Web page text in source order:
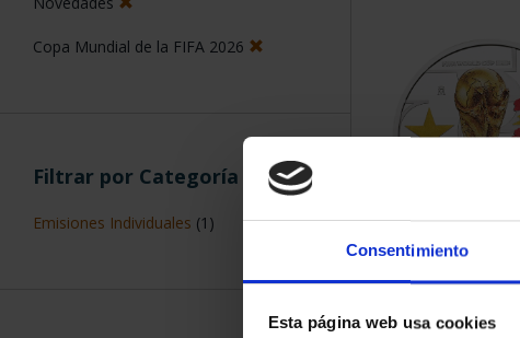
Consentimiento
Esta página web usa cookies
Copa Mundial de la FIFA 2026
Filtrar por Categoría
Emisiones Individuales (1)
CAMPEONES DEL
FIFA